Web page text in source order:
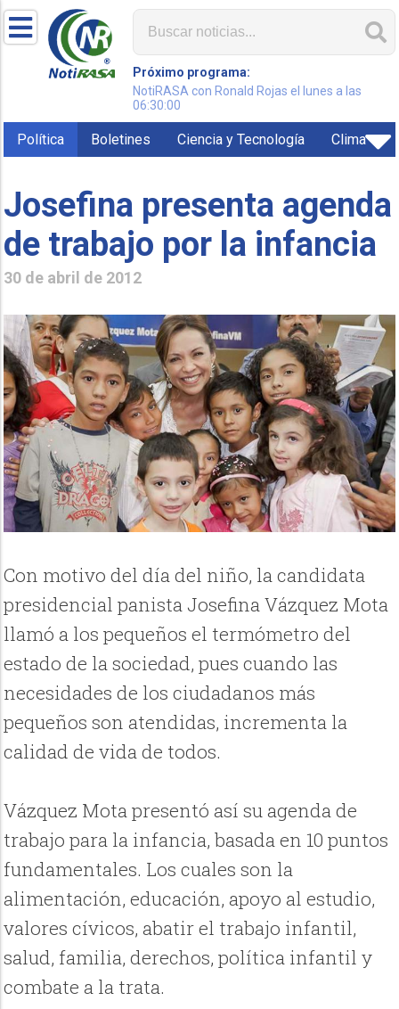
Próximo programa:
NotiRASA con Ronald Rojas el lunes a las
06:30:00
Política Boletines Ciencia y Tecnología Clima
Josefina presenta agenda
de trabajo por la infancia
30 de abril de 2012
Con motivo del día del niño, la candidata
presidencial panista Josefina Vázquez Mota
llamó a los pequeños el termómetro del
estado de la sociedad, pues cuando las
necesidades de los ciudadanos más
pequeños son atendidas, incrementa la
calidad de vida de todos.
Vázquez Mota presentó así su agenda de
trabajo para la infancia, basada en 10 puntos
fundamentales. Los cuales son la
alimentación, educación, apoyo al estudio,
valores cívicos, abatir el trabajo infantil,
salud, familia, derechos, política infantil y
combate a la trata.